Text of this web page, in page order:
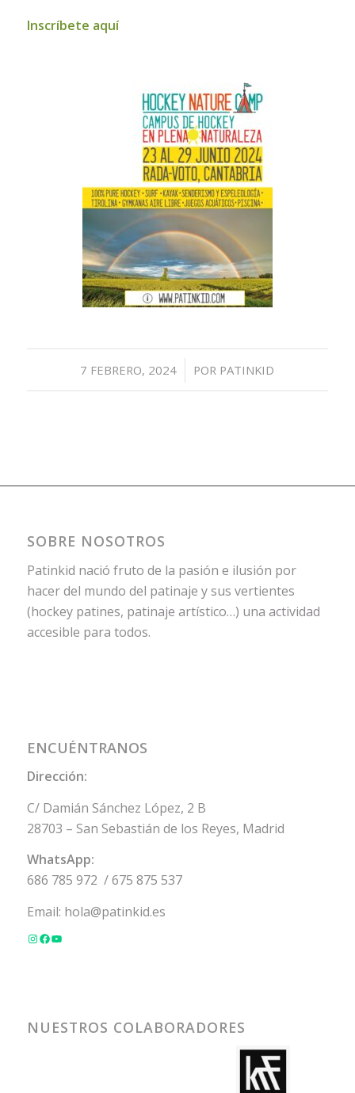
Inscríbete aquí
7 FEBRERO, 2024
/ POR PATINKID
SOBRE NOSOTROS
Patinkid nació fruto de la pasión e ilusión por
hacer del mundo del patinaje y sus vertientes
(hockey patines, patinaje artístico…) una actividad
accesible para todos.
ENCUÉNTRANOS
Dirección:
C/ Damián Sánchez López, 2 B
28703 – San Sebastián de los Reyes, Madrid
WhatsApp:
686 785 972 /675 875 537
Email: hola@patinkid.es
NUESTROS COLABORADORES